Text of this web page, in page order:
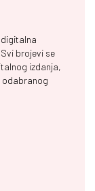
brojevi se
izdanja,
odabranog